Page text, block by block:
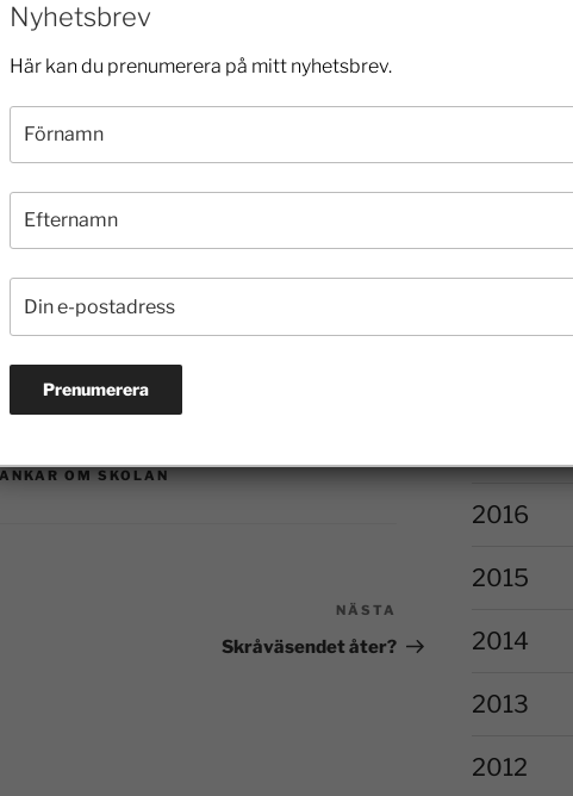
gäller skolpengen pga sociala
har missat. Men som var och en inser så
områden villkoren för att
inför framtiden saknas i stort
Detta påverkar givetvis också bankernas
så här. Och det är ett politiskt ansvar
i ett läge där den svenska skolan lider av
alla goda resurser som tänkas kan.
OM SKOLAN
NÄSTA
Skråväsendet åter?
2021
2016
2015
2014
2013
2012
Nyhetsbrev
Här kan du prenumerera på mitt nyhetsbrev.